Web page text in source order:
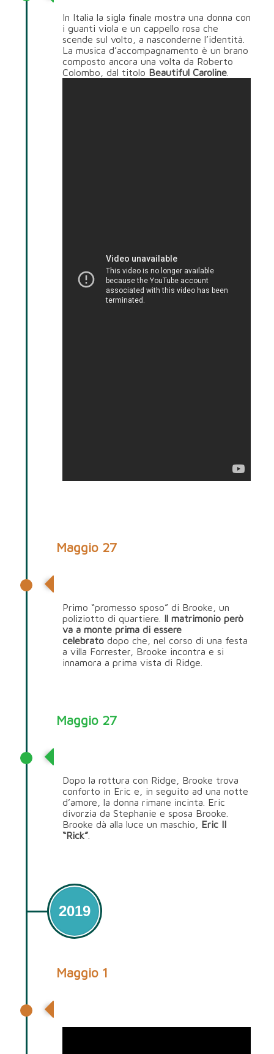
In Italia la sigla finale mostra una donna con
i guanti viola e un cappello rosa che
scende sul volto, a nasconderne l’identità.
La musica d’accompagnamento è un brano
composto ancora una volta da Roberto
Colombo, dal titolo Beautiful Caroline.
Maggio 27
Primo “promesso sposo” di Brooke, un
poliziotto di quartiere. Il matrimonio però
va a monte prima di essere
celebratodopo che, nel corso di una festa
a villa Forrester, Brooke incontra e si
innamora a prima vista di Ridge.
Maggio 27
Dopo la rottura con Ridge, Brooke trova
conforto in Eric e, in seguito ad una notte
d’amore, la donna rimane incinta. Eric
divorzia da Stephanie e sposa Brooke.
Brooke dà alla luce un maschio, Eric II
“Rick”.
2019
Maggio 1